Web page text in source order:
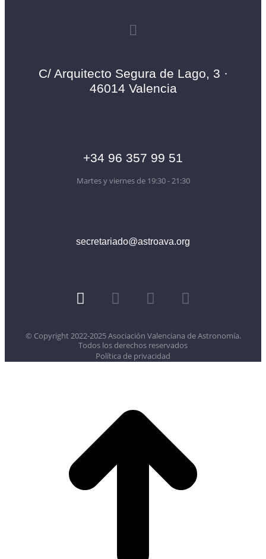
C/ Arquitecto Segura de Lago, 3 ·
46014 Valencia
+34 96 357 99 51
Martes y viernes de 19:30 - 21:30
secretariado@astroava.org
© Copyright 2022-2025 Asociación Valenciana de Astronomía.
Todos los derechos reservados
Política de privacidad